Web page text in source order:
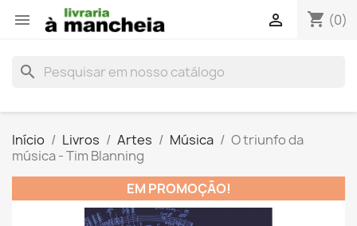
 shopping_cart (0)

search
Início Livros Artes Música
O triunfo da
música - Tim Blanning
EM PROMOÇÃO!